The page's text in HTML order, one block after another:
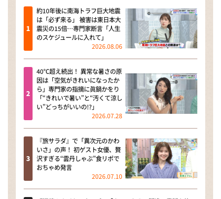
朝だ！生です旅サラダ
教えて！ニュースライブ 正義のミカタ
ＬＩＦＥ～夢のカタチ～
新婚さんいらっしゃい！
ポツンと一軒家
ザキ山小屋本館
ぺこぱのまるスポ
約10年後に南海トラフ巨大地震
は「必ず来る」 被害は東日本大
震災の15倍…専門家断言「人生
のスケジュールに入れて」
2026.08.06
40℃超え続出！ 異常な暑さの原
因は「空気がきれいになったか
ら」専門家の指摘に眞鍋かをり
「“きれいで暑い”と“汚くて涼し
い”どっちがいいの!?」
2026.07.28
『旅サラダ』で「異次元のかわ
いさ」の声！ 初ゲスト女優、贅
沢すぎる“雲丹しゃぶ”食リポで
おちゃめ発言
2026.07.10